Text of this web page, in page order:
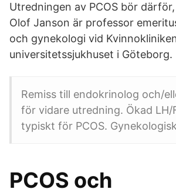
Utredningen av PCOS bör
Olof Janson är professor
och gynekologi vid
universitetssjukhuset i Göteborg.
Remiss till endokrinolog och/
för vidare utredning. Ökad LH/
typiskt för PCOS.
PCOS och